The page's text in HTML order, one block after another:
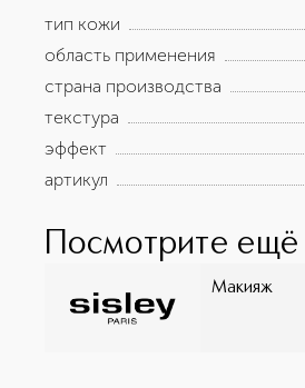
тип кожи
область применения
страна производства
текстура
эффект
артикул
Посмотрите ещё
Макияж